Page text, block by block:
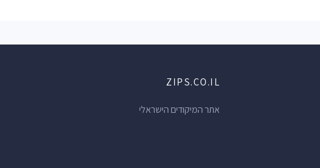
אולמות אירועים(9) בר וגריל(8)
ZIPS.CO.IL
אתר המיקודים הישראלי